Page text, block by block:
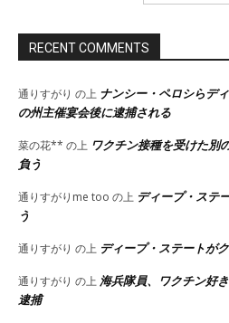
RECENT COMMENTS
通りすがり の上 ナンシー・ペロシらデ
の州主催宴会後に逮捕される
菜の花** の上 ワクチン接種を受けた別
負う
通りすがりme too の上 ディープ・ステ
う
通りすがり の上 ディープ・ステートが
通りすがり の上 海兵隊員、ワクチン好
逮捕